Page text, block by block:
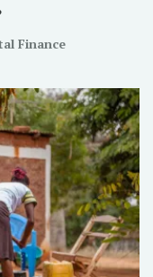
Finance